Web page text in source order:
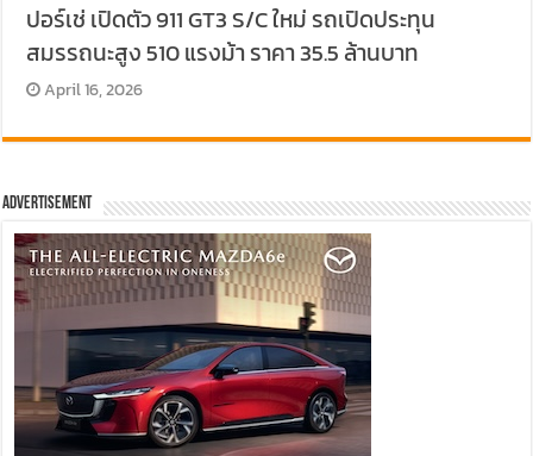
ปอร์เช่ เปิดตัว 911 GT3 S/C ใหม่ รถเปิดประทุน
สมรรถนะสูง 510 แรงม้า ราคา 35.5 ล้านบาท
April 16, 2026
Advertisement